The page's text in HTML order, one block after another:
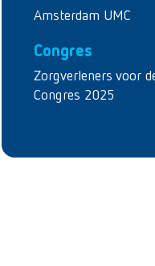
Amsterdam UMC
Congres
Zorgverleners voor
Congres 2025